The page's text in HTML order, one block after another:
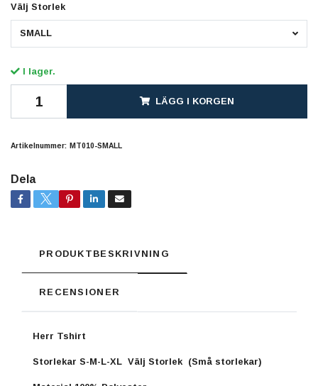
Välj Storlek
SMALL
I lager.
LÄGG I KORGEN
Artikelnummer: MT010-SMALL
Dela
PRODUKTBESKRIVNING
RECENSIONER
Herr Tshirt
Storlekar S-M-L-XL Välj Storlek (Små storlekar)